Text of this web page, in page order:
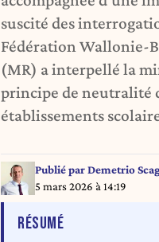
suscité des
Fédération Wallonie-
(MR) a interpellé la
principe de neutralité
établissements
Publié parDemetrio
5 mars 2026 à 14:19
RÉSUMÉDE L'ARTICLE